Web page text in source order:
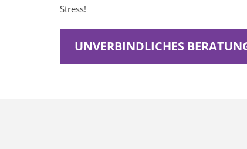
Stress!
UNVERBINDLICHES